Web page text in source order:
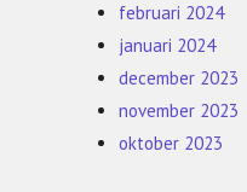
februari 2024
januari 2024
december 2023
november 2023
oktober 2023